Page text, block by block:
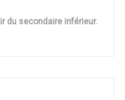
du secondaire inférieur.